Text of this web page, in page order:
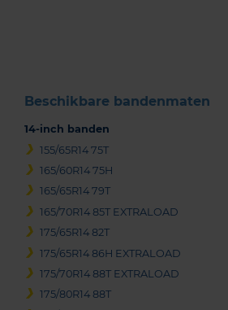
Beschikbare bandenmaten
14-inch banden
155/65R14 75T
165/60R14 75H
165/65R14 79T
165/70R14 85T EXTRALOAD
175/65R14 82T
175/65R14 86H EXTRALOAD
175/70R14 88T EXTRALOAD
175/80R14 88T